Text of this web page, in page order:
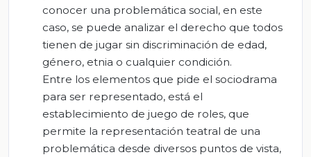
conocer una problemática social, en este
caso, se puede analizar el derecho que todos
tienen de jugar sin discriminación de edad,
género, etnia o cualquier condición.
Entre los elementos que pide el sociodrama
para ser representado, está el
establecimiento de juego de roles, que
permite la representación teatral de una
problemática desde diversos puntos de vista,